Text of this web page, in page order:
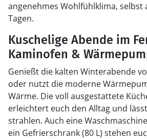
angenehmes Wohlfühlklima, selbst
Tagen.
Kuschelige Abende im
Kaminofen &
Genießt die kalten Winterabende
oder nutzt die moderne
Wärme. Die voll ausgestattete
erleichtert euch den Alltag und
strahlen. Auch eine
ein Gefrierschrank (80 L) stehen